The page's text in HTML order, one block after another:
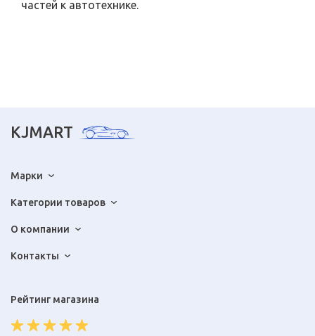
частей к автотехнике.
KJMART
Марки
Категории товаров
О компании
Контакты
Рейтинг магазина